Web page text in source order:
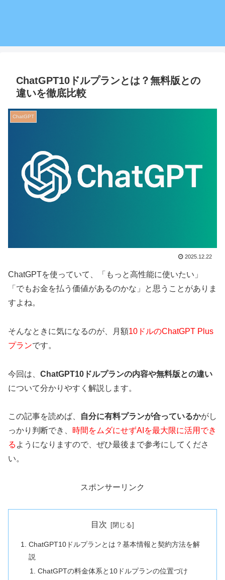
ChatGPT10ドルプランとは？無料版との
違いを徹底比較
ChatGPT
2025.12.22
ChatGPTを使っていて、「もっと高性能に使いたい」
「でもお金を払う価値があるのかな」と思うことがありま
すよね。
そんなときに気になるのが、月額10ドルのChatGPT Plus
プランです。
今回は、 ChatGPT10ドルプランの内容や無料版との違い
について分かりやすく解説します。
この記事を読めば、 自分に有料プランが合っているかがし
っかり判断でき、 時間をムダにせずAIを最大限に活用でき
る ようになりますので、ぜひ最後まで参考にしてくださ
い。
スポンサーリンク
目次
ChatGPT10ドルプランとは？基本情報と契約方法を解
説
ChatGPTの料金体系と10ドルプランの位置づけ